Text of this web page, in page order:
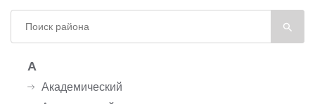
А
Академический